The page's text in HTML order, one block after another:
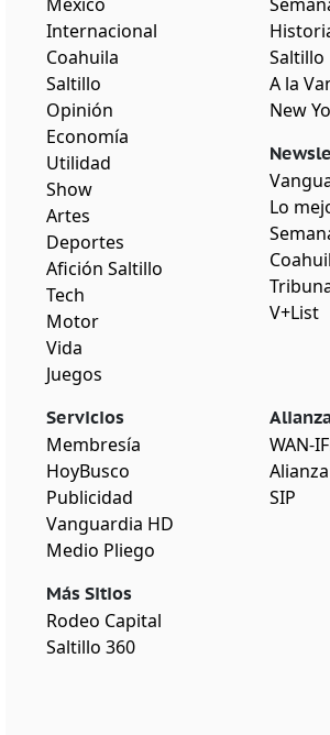
Internacional
Coahuila
Saltillo
Opinión
Economía
Utilidad
Show
Artes
Deportes
Afición Saltillo
Tech
Motor
Vida
Juegos
Saltillo
A la
New
Lo
V+List
Servicios
Membresía
HoyBusco
Publicidad
Vanguardia HD
Medio Pliego
Más Sitios
Rodeo Capital
Saltillo 360
WAN-
SIP